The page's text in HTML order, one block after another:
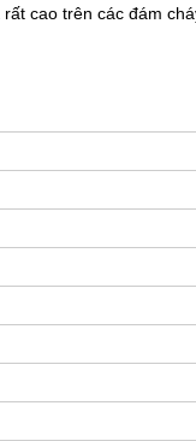
cao trên các đám